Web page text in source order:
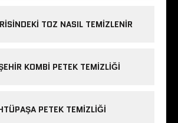
TOZ NASIL TEMIZLENIR
KOMBI PETEK TEMIZLIĞI
PETEK TEMIZLIĞI